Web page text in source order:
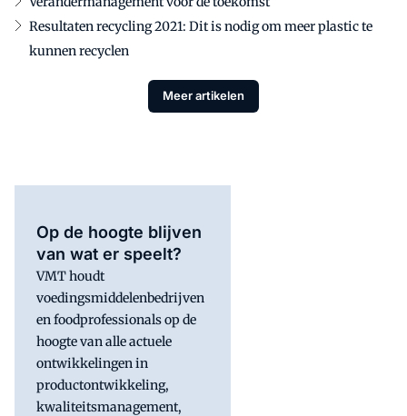
Resultaten recycling 2021: Dit is nodig om meer plastic te
kunnen recyclen
Meer artikelen
Op de hoogte blijven
van wat er speelt?
VMT houdt
voedingsmiddelenbedrijven
en foodprofessionals op de
hoogte van alle actuele
ontwikkelingen in
productontwikkeling,
kwaliteitsmanagement,